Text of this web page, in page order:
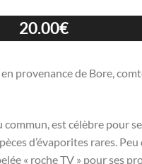
20.00€
provenance de Bore,
est célèbre pour
d’évaporites rares. Peu
« roche TV » pour ses